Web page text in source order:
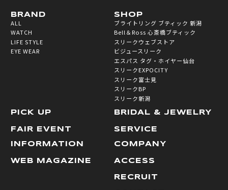
BRAND
ALL
WATCH
LIFE STYLE
EYE WEAR
SHOP
ブライトリング ブティック 新潟
Bell＆Ross 心斎橋ブティック
スリークウェブストア
ビジュースリーク
エスパス タグ・ホイヤー仙台
スリークEXPOCITY
スリーク富士見
スリークBP
スリーク新潟
PICK UP
FAIR EVENT
INFORMATION
WEB MAGAZINE
BRIDAL & JEWELRY
SERVICE
COMPANY
ACCESS
RECRUIT